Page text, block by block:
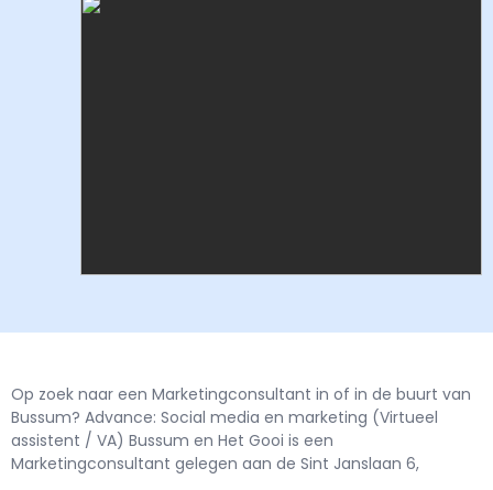
Op zoek naar een Marketingconsultant in of in de buurt van
Bussum? Advance: Social media en marketing (Virtueel
assistent / VA) Bussum en Het Gooi is een
Marketingconsultant gelegen aan de Sint Janslaan 6,